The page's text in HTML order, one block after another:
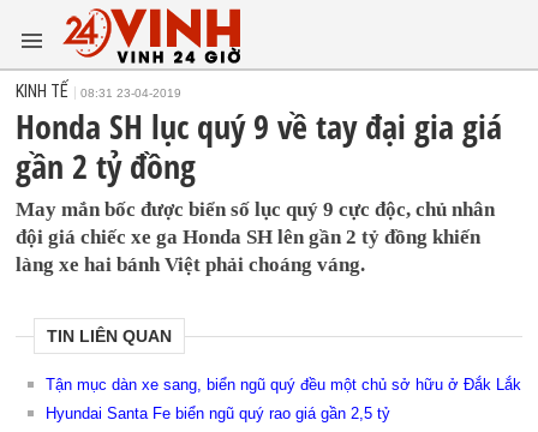
KINH TẾ 08:31 23-04-2019
Honda SH lục quý 9 về tay đại gia giá
gần 2 tỷ đồng
May mắn bốc được biển số lục quý 9 cực độc, chủ nhân
đội giá chiếc xe ga Honda SH lên gần 2 tỷ đồng khiến
làng xe hai bánh Việt phải choáng váng.
TIN LIÊN QUAN
Tận mục dàn xe sang, biển ngũ quý đều một chủ sở hữu ở Đắk Lắk
Hyundai Santa Fe biển ngũ quý rao giá gần 2,5 tỷ